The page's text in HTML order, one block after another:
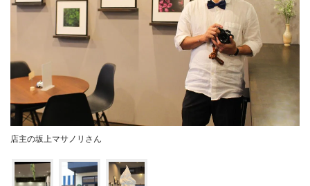
店主の坂上マサノリさん